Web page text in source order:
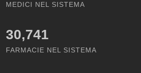
MEDICI NEL SISTEMA
30,741
FARMACIE NEL SISTEMA